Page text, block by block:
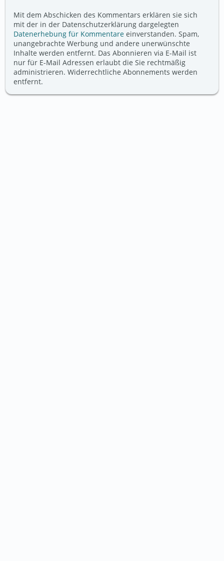
Mit dem Abschicken des Kommentars erklären sie sich
mit der in der Datenschutzerklärung dargelegten
Datenerhebung für Kommentare einverstanden. Spam,
unangebrachte Werbung und andere unerwünschte
Inhalte werden entfernt. Das Abonnieren via E-Mail ist
nur für E-Mail Adressen erlaubt die Sie rechtmäßig
administrieren. Widerrechtliche Abonnements werden
entfernt.